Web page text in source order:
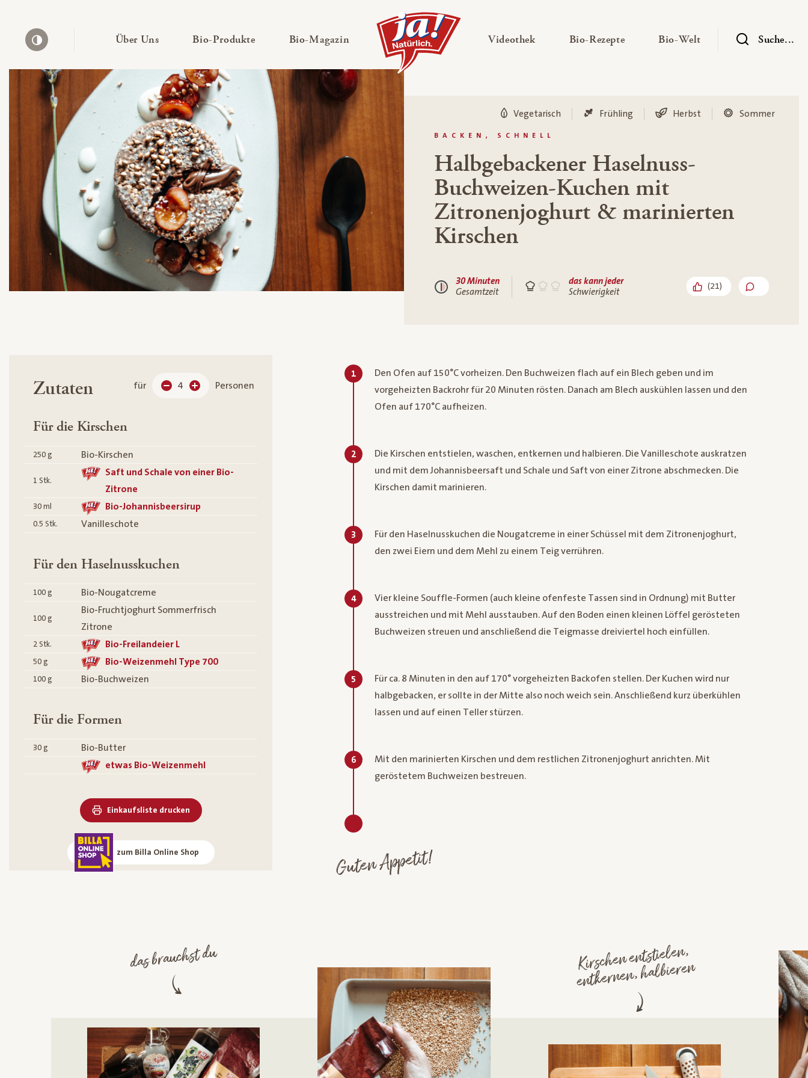
Über Uns— Untermenü ausklappen
Bio-Produkte— Untermenü ausklappen
Bio-Magazin — Untermenü ausklappen Videothek— Untermenü ausklappen
Bio-Rezepte— Untermenü ausklappen
Bio-Welt — UntermenüSuche...
BACKEN, SCHNELL
Vegetarisch Frühling Herbst Sommer
Halbgebackener Haselnuss-
Buchweizen-Kuchen mit
Zitronenjoghurt & marinierten
Kirschen
30 Minuten
Gesamtzeit
das kann jeder
Schwierigkeit
(21)
Zutaten für 4 Personen
Für die Kirschen
250 g Bio-Kirschen
1 Stk.
Saft und Schale von einer Bio-
Zitrone
30 ml Bio-Johannisbeersirup
0.5 Stk. Vanilleschote
Für den Haselnusskuchen
100 g Bio-Nougatcreme
100 g
Bio-Fruchtjoghurt Sommerfrisch
Zitrone
2 Stk. Bio-Freilandeier L
50 g Bio-Weizenmehl Type 700
100 g Bio-Buchweizen
Für die Formen
30 g
Bio-Butter
etwas Bio-Weizenmehl
Einkaufsliste drucken
zum Billa Online Shop
1
Den Ofen auf 150°C vorheizen. Den Buchweizen flach auf ein Blech geben und im
vorgeheizten Backrohr für 20 Minuten rösten. Danach am Blech auskühlen lassen und den
Ofen auf 170°C aufheizen.
2
Die Kirschen entstielen, waschen, entkernen und halbieren. Die Vanilleschote auskratzen
und mit dem Johannisbeersaft und Schale und Saft von einer Zitrone abschmecken. Die
Kirschen damit marinieren.
3
Für den Haselnusskuchen die Nougatcreme in einer Schüssel mit dem Zitronenjoghurt,
den zwei Eiern und dem Mehl zu einem Teig verrühren.
4
Vier kleine Souffle-Formen (auch kleine ofenfeste Tassen sind in Ordnung) mit Butter
ausstreichen und mit Mehl ausstauben. Auf den Boden einen kleinen Löffel gerösteten
Buchweizen streuen und anschließend die Teigmasse dreiviertel hoch einfüllen.
5
Für ca. 8 Minuten in den auf 170° vorgeheizten Backofen stellen. Der Kuchen wird nur
halbgebacken, er sollte in der Mitte also noch weich sein. Anschließend kurz überkühlen
lassen und auf einen Teller stürzen.
6
Mit den marinierten Kirschen und dem restlichen Zitronenjoghurt anrichten. Mit
geröstetem Buchweizen bestreuen.
Guten Appetit!
das brauchst du Kirschen entstielen,
entkernen, halbieren